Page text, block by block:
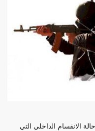
الانقسام الداخلي التي